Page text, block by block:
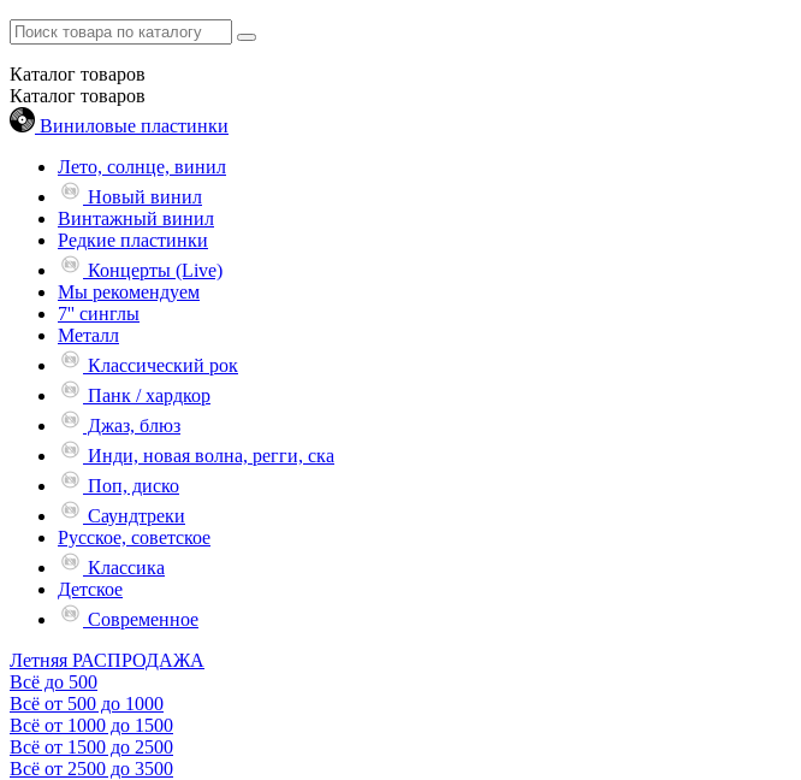
Каталог товаров
Каталог товаров
Виниловые пластинки
Лето, солнце, винил
Новый винил
Винтажный винил
Редкие пластинки
Концерты (Live)
Мы рекомендуем
7'' синглы
Металл
Классический рок
Панк / хардкор
Джаз, блюз
Инди, новая волна, регги, ска
Поп, диско
Саундтреки
Русское, советское
Классика
Детское
Современное
Летняя РАСПРОДАЖА
Всё до 500
Всё от 500 до 1000
Всё от 1000 до 1500
Всё от 1500 до 2500
Всё от 2500 до 3500